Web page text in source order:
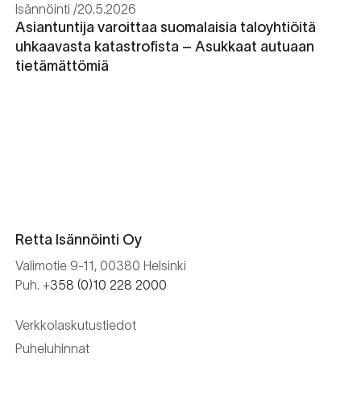
Isännöinti 20.5.2026
Asiantuntija varoittaa suomalaisia taloyhtiöitä
uhkaavasta katastrofista – Asukkaat autuaan
tietämättömiä
Retta Isännöinti Oy
Valimotie 9-11, 00380 Helsinki
Puh. +358 (0)10 228 2000
Verkkolaskutustiedot
Puheluhinnat